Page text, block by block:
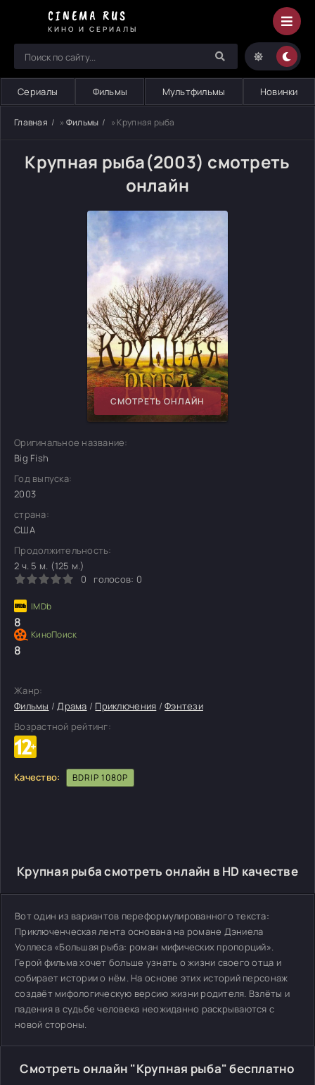
CINEMA RUS
КИНО И СЕРИАЛЫ
Сериалы Фильмы Мультфильмы Новинки
Главная » Фильмы » Крупная рыба
Крупная рыба(2003) смотреть
онлайн
СМОТРЕТЬ ОНЛАЙН
Оригинальное название:
Big Fish
Год выпуска:
2003
страна:
США
Продолжительность:
2 ч. 5 м. (125 м.)
0
голосов: 0
8
8
Жанр:
Фильмы /Драма / Приключения /Фэнтези
Возрастной рейтинг:
Качество: BDRIP 1080P
Крупная рыба смотреть онлайн в HD качестве
Вот один из вариантов переформулированного текста:
Приключенческая лента основана на романе Дэниела
Уоллеса «Большая рыба: роман мифических пропорций».
Герой фильма хочет больше узнать о жизни своего отца и
собирает истории о нём. На основе этих историй персонаж
создаёт мифологическую версию жизни родителя. Взлёты и
падения в судьбе человека неожиданно раскрываются с
новой стороны.
Смотреть онлайн "Крупная рыба" бесплатно